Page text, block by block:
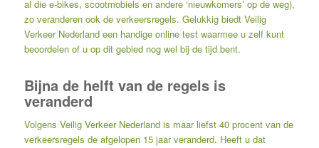
al die e-bikes, scootmobiels en andere ‘nieuwkomers’ op de weg),
zo veranderen ook de verkeersregels. Gelukkig biedt Veilig
Verkeer Nederland een handige online test waarmee u zelf kunt
beoordelen of u op dit gebied nog wel bij de tijd bent.
Bijna de helft van de regels is
veranderd
Volgens Veilig Verkeer Nederland is maar liefst 40 procent van de
verkeersregels de afgelopen 15 jaar veranderd. Heeft u dat